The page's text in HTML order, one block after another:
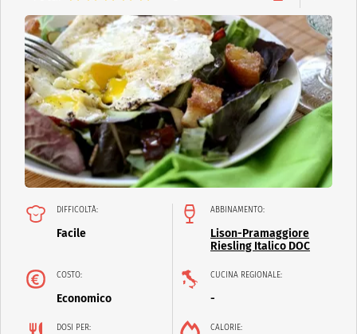
DIFFICOLTÀ:
Facile
ABBINAMENTO:
Lison-Pramaggiore
Riesling Italico DOC
COSTO:
Economico
CUCINA REGIONALE:
-
DOSI PER: CALORIE: